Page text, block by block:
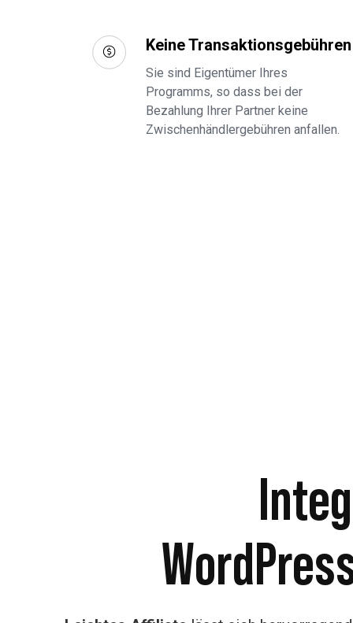
Keine Transaktionsgebühren
Sie sind Eigentümer Ihres
Programms, so dass bei der
Bezahlung Ihrer Partner keine
Zwischenhändlergebühren anfallen.